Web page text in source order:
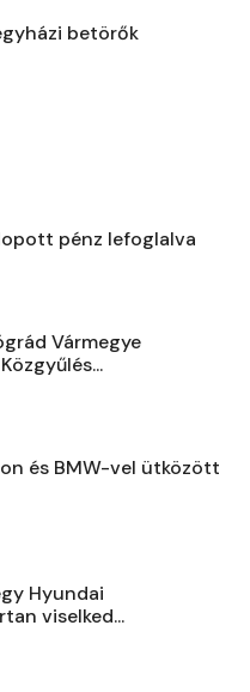
betörők
pénz lefoglalva
Vármegye
és BMW-vel ütközött
Hyundai
viselked...